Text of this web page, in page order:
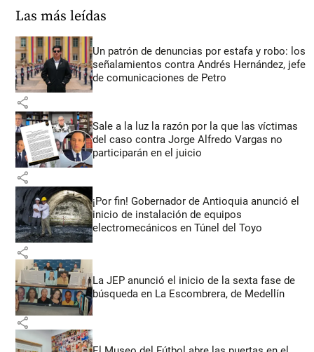
Las más leídas
Un patrón de denuncias por estafa y robo: los
señalamientos contra Andrés Hernández, jefe
de comunicaciones de Petro
share
Sale a la luz la razón por la que las víctimas
del caso contra Jorge Alfredo Vargas no
participarán en el juicio
share
¡Por fin! Gobernador de Antioquia anunció el
inicio de instalación de equipos
electromecánicos en Túnel del Toyo
share
La JEP anunció el inicio de la sexta fase de
búsqueda en La Escombrera, de Medellín
share